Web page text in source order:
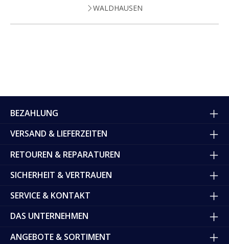
WALDHAUSEN
BEZAHLUNG
VERSAND & LIEFERZEITEN
RETOUREN & REPARATUREN
SICHERHEIT & VERTRAUEN
SERVICE & KONTAKT
DAS UNTERNEHMEN
ANGEBOTE & SORTIMENT